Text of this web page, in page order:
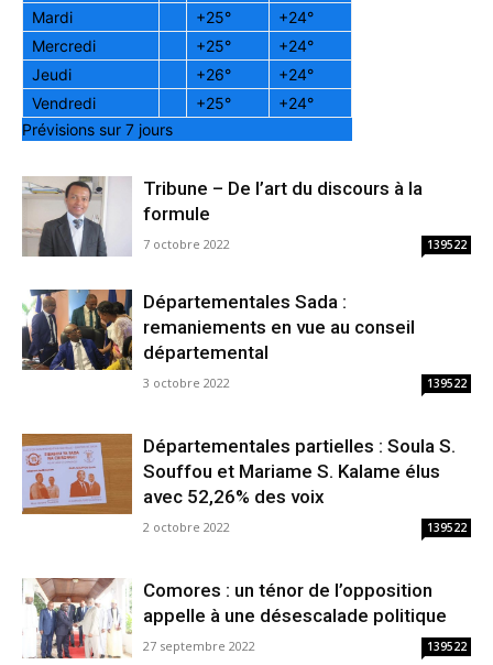
Mardi
+25° +24°
Mercredi
+25° +24°
Jeudi
+26° +24°
Vendredi
+25° +24°
Prévisions sur 7 jours
Tribune – De l’art du discours à la
formule
7 octobre 2022 139522
Départementales Sada :
remaniements en vue au conseil
départemental
3 octobre 2022 139522
Départementales partielles : Soula S.
Souffou et Mariame S. Kalame élus
avec 52,26% des voix
2 octobre 2022 139522
Comores : un ténor de l’opposition
appelle à une désescalade politique
27 septembre 2022 139522